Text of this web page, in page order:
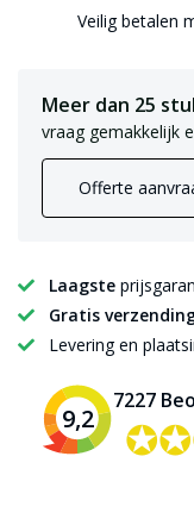
Veilig betalen
Meer dan 25
vraag gemakkelijk
Offerte
Laagste
Gratis
Levering en
9,2
7227